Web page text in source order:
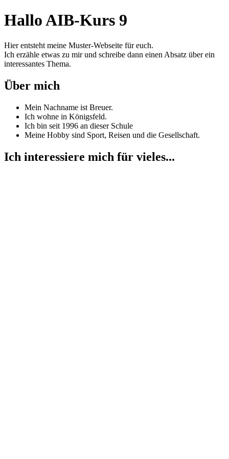
Hallo AIB-Kurs 9
Hier entsteht meine Muster-Webseite für euch.
Ich erzähle etwas zu mir und schreibe dann einen Absatz über ein
interessantes Thema.
Über mich
Mein Nachname ist Breuer.
Ich wohne in Königsfeld.
Ich bin seit 1996 an dieser Schule
Meine Hobby sind Sport, Reisen und die Gesellschaft.
Ich interessiere mich für vieles...